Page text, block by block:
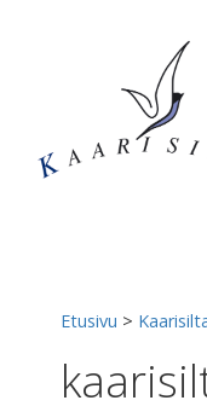
Etusivu >